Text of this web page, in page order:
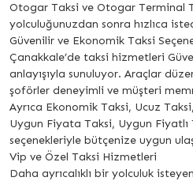
Otogar Taksi ve Otogar Terminal
yolculuğunuzdan sonra hızlıca
Güvenilir ve Ekonomik Taksi
Çanakkale’de taksi hizmetleri
anlayışıyla sunuluyor. Araçlar
şoförler deneyimli ve müşteri
Ayrıca Ekonomik Taksi, Ucuz
Uygun Fiyata Taksi, Uygun Fiyatlı
seçenekleriyle bütçenize uygun
Vip ve Özel Taksi Hizmetleri
Daha ayrıcalıklı bir yolculuk